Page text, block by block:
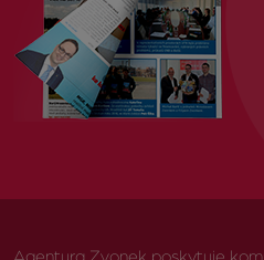
Agentura Zvonek poskytuje